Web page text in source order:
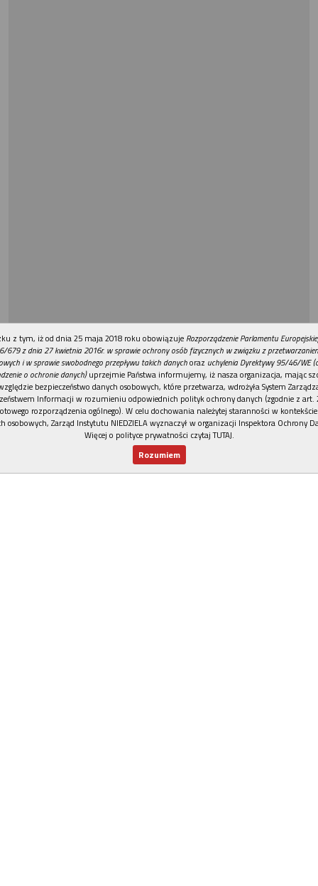
REKLAMA
z tym, iż od dnia 25 maja 2018 roku obowiązuje Rozporządzenie Parlamentu
679 z dnia 27 kwietnia 2016r. w sprawie ochrony osób fizycznych w związku z
i w sprawie swobodnego przepływu takich danychoraz uchylenia Dyrektywy 95/46/WE
o ochronie danych)uprzejmie Państwa informujemy, iż nasza organizacja, mając
bezpieczeństwo danych osobowych, które przetwarza, wdrożyła System
Informacji w rozumieniu odpowiednich polityk ochrony danych (zgodnie z art.
rozporządzenia ogólnego). W celu dochowania należytej staranności w
osobowych, Zarząd Instytutu NIEDZIELA wyznaczył w organizacji Inspektora Ochrony
Więcej o polityce prywatności czytaj TUTAJ.
Rozumiem